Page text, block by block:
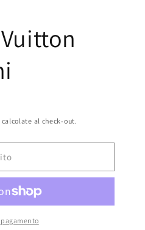
calcolate al check-out.